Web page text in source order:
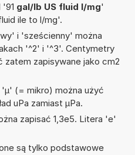
'91 gal/lb US fluid l/mg'
ile to l/mg'.
i 'sześcienny' można
'^2' i '^3'. Centymetry
zapisywane jako cm2
(= mikro) można użyć
uPa zamiast µPa.
zapisać 1,3e5. Litera 'e'
są tylko podstawowe